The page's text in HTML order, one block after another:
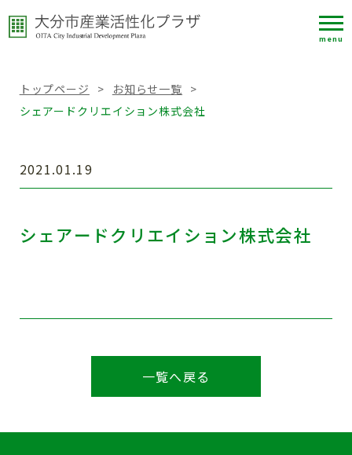
menu
トップページ > お知らせ一覧 >
シェアードクリエイション株式会社
2021.01.19
シェアードクリエイション株式会社
一覧へ戻る